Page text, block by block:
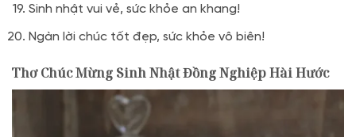
Sinh nhật vui vẻ, sức khỏe an khang!
Ngàn lời chúc tốt đẹp, sức khỏe vô biên!
Thơ Chúc Mừng Sinh Nhật Đồng Nghiệp Hài Hước